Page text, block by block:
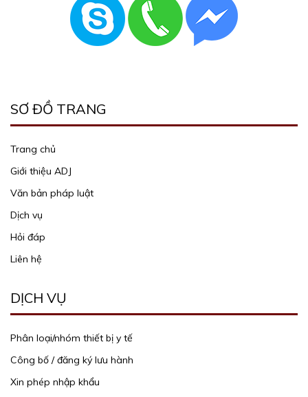
SƠ ĐỒ TRANG
Trang chủ
Giới thiệu ADJ
Văn bản pháp luật
Dịch vụ
Hỏi đáp
Liên hệ
DỊCH VỤ
Phân loại/nhóm thiết bị y tế
Công bố / đăng ký lưu hành
Xin phép nhập khẩu